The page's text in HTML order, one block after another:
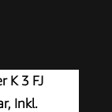
K 3 FJ
Inkl.